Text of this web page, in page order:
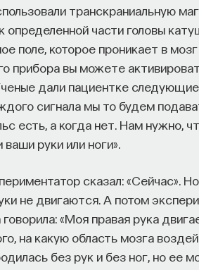
транскраниальную
части головы
поле, которое проникает в
прибора вы можете
дали пациентке
сигнала мы то будем
есть, а когда нет. Нам нужно,
руки или ноги».
сказал: «Сейчас».
не двигаются. А потом
«Моя правая рука
на какую область мозга
без рук и без ног, но ее